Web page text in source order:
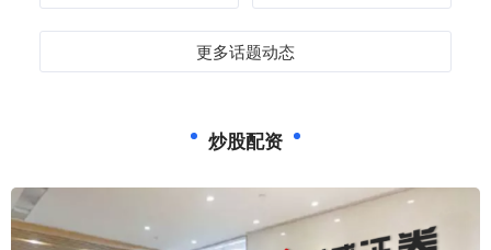
更多话题动态
炒股配资